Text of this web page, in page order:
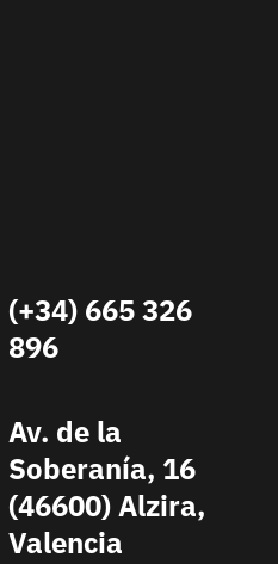
(+34) 665 326
896
Av. de la
Soberanía, 16
(46600) Alzira,
Valencia